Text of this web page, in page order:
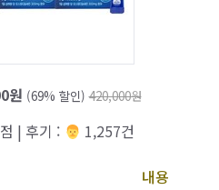
원 (69% 할인) 420,000원
| 후기 : ‍‍ 1,257건
내용